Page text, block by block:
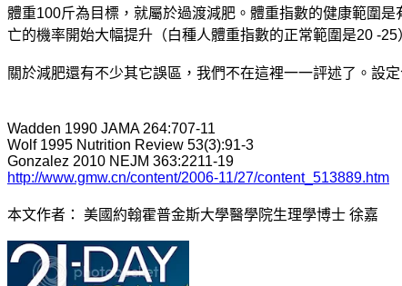
體重100斤為目標，就屬於過渡減肥。體重指數的健康範圍
亡的機率開始大幅提升（白種人體重指數的正常範圍是20 -
關於減肥還有不少其它誤區，我們不在這裡一一評述了。設
Wadden 1990 JAMA 264:707-11
Wolf 1995 Nutrition Review 53(3):91-3
Gonzalez 2010 NEJM 363:2211-19
http://www.gmw.cn/content/2006-11/27/content_513889.htm
本文作者： 美國約翰霍普金斯大學醫學院生理學博士 徐嘉